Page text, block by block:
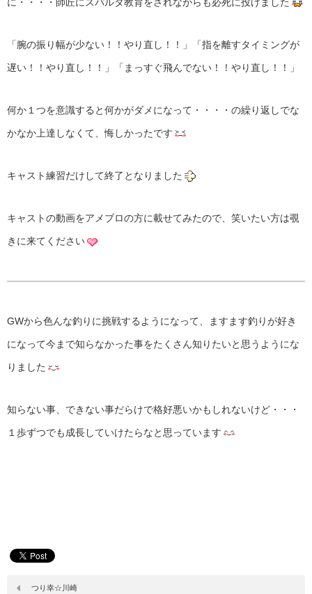
「腕の振り幅が少ない！！やり直し！！」「指を離すタイミングが
遅い！！やり直し！！」「まっすぐ飛んでない！！やり直し！！」
何か１つを意識すると何かがダメになって・・・・の繰り返しでな
かなか上達しなくて、悔しかったです
キャスト練習だけして終了となりました
キャストの動画をアメブロの方に載せてみたので、笑いたい方は覗
きに来てください
GWから色んな釣りに挑戦するようになって、ますます釣りが好き
になって今まで知らなかった事をたくさん知りたいと思うようにな
りました
知らない事、できない事だらけで格好悪いかもしれないけど・・・
１歩ずつでも成長していけたらなと思っています
つり幸☆川崎